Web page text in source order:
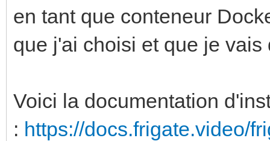
en tant que conteneur
que j'ai choisi et que je vais
Voici la documentation
: https://docs.frigate.video/